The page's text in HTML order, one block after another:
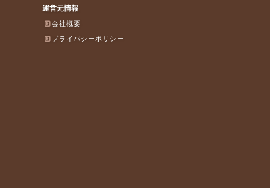
運営元情報
会社概要
プライバシーポリシー